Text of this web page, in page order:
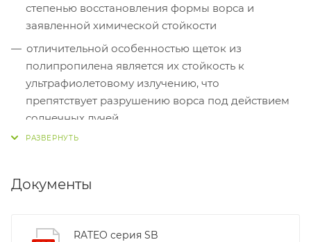
степенью восстановления формы ворса и
заявленной химической стойкости
отличительной особенностью щеток из
полипропилена является их стойкость к
ультрафиолетовому излучению, что
препятствует разрушению ворса под действием
солнечных лучей
полипропилен обладает исключительной
водой
Документы
RATEO серия SB